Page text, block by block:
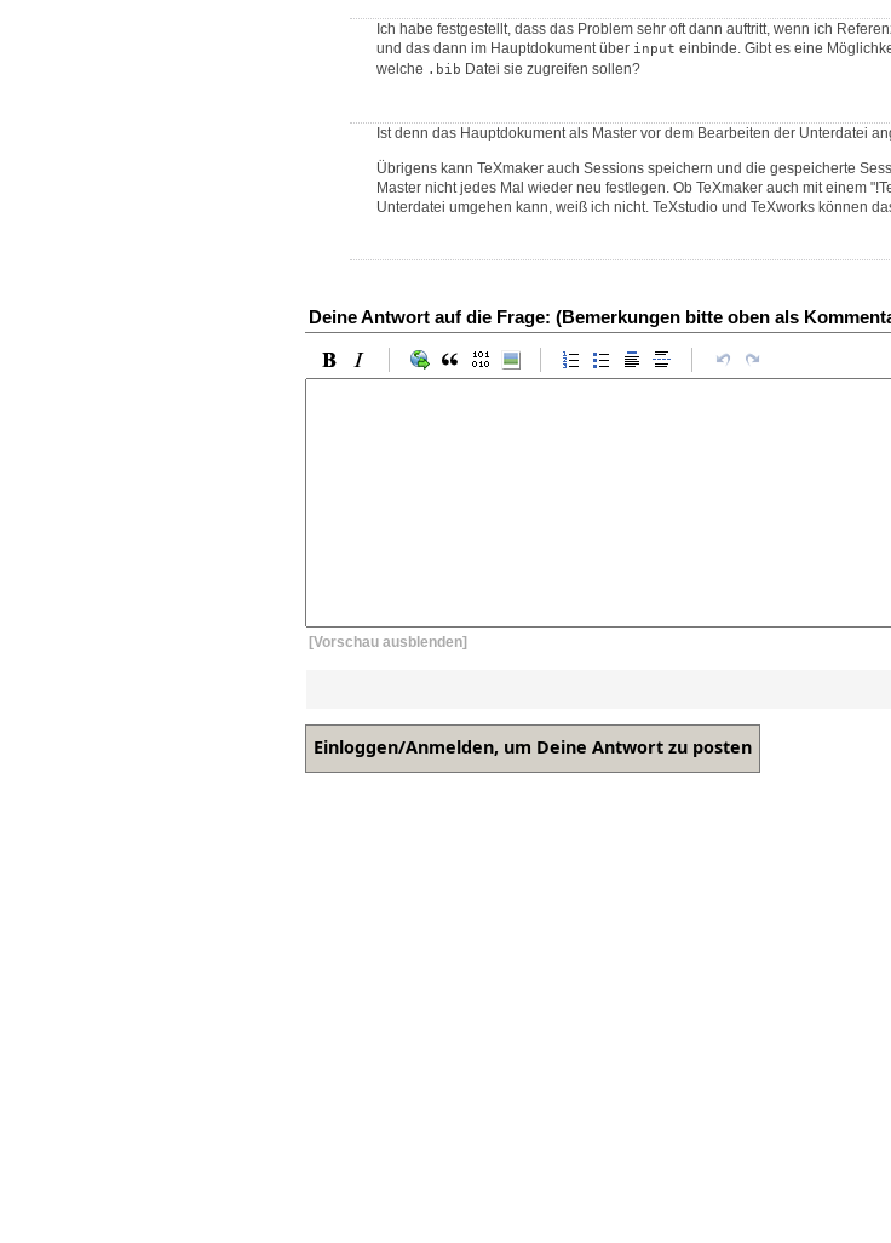
Ich habe festgestellt, dass das Problem sehr oft dann auftritt, wenn ich
und das dann im Hauptdokument über input einbinde. Gibt es eine
welche .bib Datei sie zugreifen sollen?
Ist denn das Hauptdokument als Master vor dem Bearbeiten der Unterdatei
Übrigens kann TeXmaker auch Sessions speichern und die gespeicherte
Master nicht jedes Mal wieder neu festlegen. Ob TeXmaker auch mit einem
Unterdatei umgehen kann, weiß ich nicht. TeXstudio und TeXworks können
Deine Antwort auf die Frage: (Bemerkungen bitte oben als
[Vorschau ausblenden]